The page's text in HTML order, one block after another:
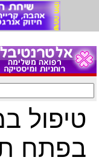
טיפול
בפתח